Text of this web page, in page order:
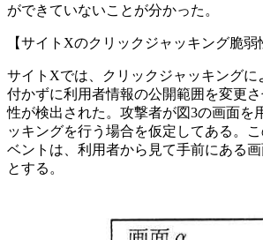
ができていないことが分かった。
【サイトXのクリックジャッキング脆弱
サイトXでは、クリックジャッキングに
付かずに利用者情報の公開範囲を変更
性が検出された。攻撃者が図3の画面を
ッキングを行う場合を仮定してある。
ベントは、利用者から見て手前にある
とする。